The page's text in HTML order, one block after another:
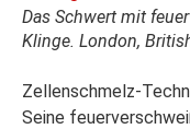
Das Schwert mit
Klinge. London,
Zellenschmelz-
Seine